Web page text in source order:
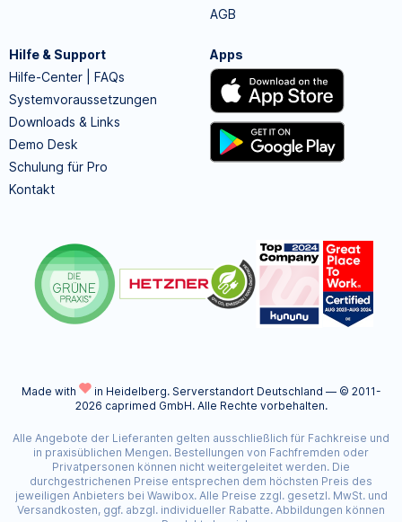
AGB
Hilfe & Support
Hilfe-Center | FAQs
Systemvoraussetzungen
Downloads & Links
Demo Desk
Schulung für Pro
Kontakt
Apps
Made with in Heidelberg. Serverstandort Deutschland — © 2011-
2026 caprimed GmbH. Alle Rechte vorbehalten.
Alle Angebote der Lieferanten gelten ausschließlich für Fachkreise und
in praxisüblichen Mengen. Bestellungen von Fachfremden oder
Privatpersonen können nicht weitergeleitet werden. Die
durchgestrichenen Preise entsprechen dem höchsten Preis des
jeweiligen Anbieters bei Wawibox. Alle Preise zzgl. gesetzl. MwSt. und
Versandkosten, ggf. abzgl. individueller Rabatte. Abbildungen können